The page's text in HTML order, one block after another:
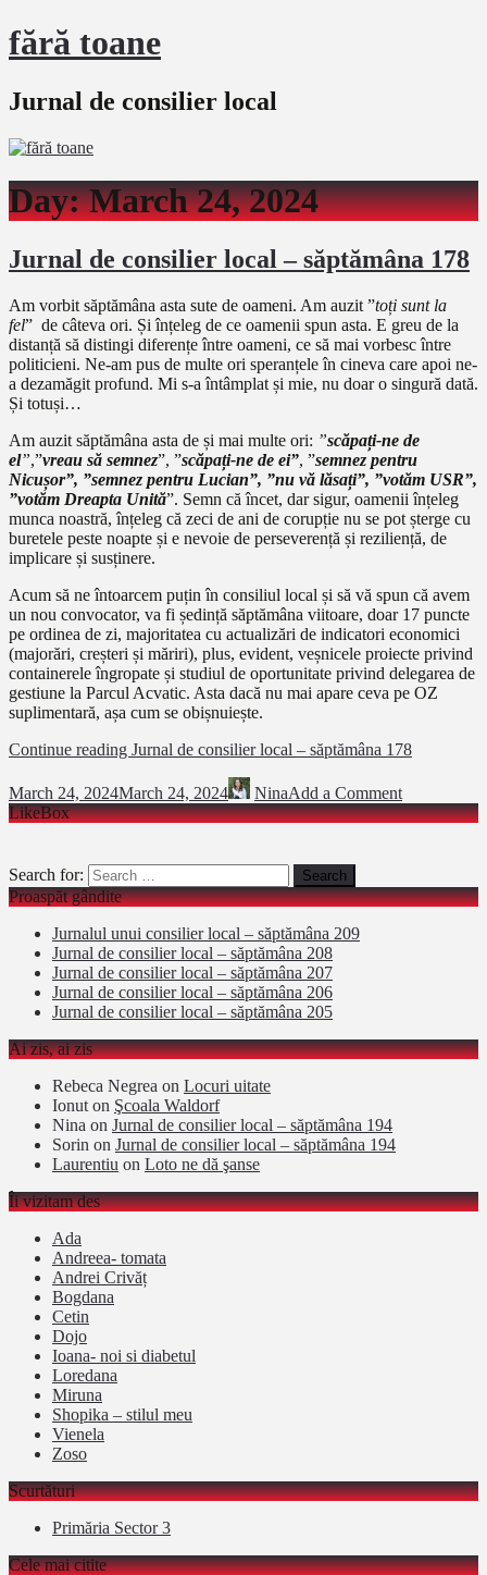
fără toane
Jurnal de consilier local
Day:March 24, 2024
Jurnal de consilier local – săptămâna 178
Am vorbit săptămâna asta sute de oameni. Am auzit ”toți sunt la
fel” de câteva ori. Și înțeleg de ce oamenii spun asta. E greu de la
distanță să distingi diferențe între oameni, ce să mai vorbesc între
politicieni. Ne-am pus de multe ori speranțele în cineva care apoi ne-
a dezamăgit profund. Mi s-a întâmplat și mie, nu doar o singură dată.
Și totuși…
Am auzit săptămâna asta de și mai multe ori: ”scăpați-ne de
el”,”vreau să semnez”, ”scăpați-ne de ei”, ”semnez pentru
Nicușor”, ”semnez pentru Lucian”, ”nu vă lăsați”, ”votăm USR”,
”votăm Dreapta Unită”. Semn că încet, dar sigur, oamenii înțeleg
munca noastră, înțeleg că zeci de ani de corupție nu se pot șterge cu
buretele peste noapte și e nevoie de perseverență și reziliență, de
implicare și susținere.
Acum să ne întoarcem puțin în consiliul local și să vă spun că avem
un nou convocator, va fi ședință săptămâna viitoare, doar 17 puncte
pe ordinea de zi, majoritatea cu actualizări de indicatori economici
(majorări, creșteri și măriri), plus, evident, veșnicele proiecte privind
containerele îngropate și studiul de oportunitate privind delegarea de
gestiune la Parcul Acvatic. Asta dacă nu mai apare ceva pe OZ
suplimentară, așa cum se obișnuiește.
Continue reading Jurnal de consilier local – săptămâna 178
March 24, 2024March 24, 2024 NinaAdd a Comment
LikeBox
Search for:
Proaspăt gândite
Jurnalul unui consilier local – săptămâna 209
Jurnal de consilier local – săptămâna 208
Jurnal de consilier local – săptămâna 207
Jurnal de consilier local – săptămâna 206
Jurnal de consilier local – săptămâna 205
Ai zis, ai zis
Rebeca Negrea on Locuri uitate
Ionut on Şcoala Waldorf
Nina on Jurnal de consilier local – săptămâna 194
Sorin on Jurnal de consilier local – săptămâna 194
Laurentiu on Loto ne dă şanse
Îi vizitam des
Ada
Andreea- tomata
Andrei Crivăț
Bogdana
Cetin
Dojo
Ioana- noi si diabetul
Loredana
Miruna
Shopika – stilul meu
Vienela
Zoso
Scurtături
Primăria Sector 3
Cele mai citite